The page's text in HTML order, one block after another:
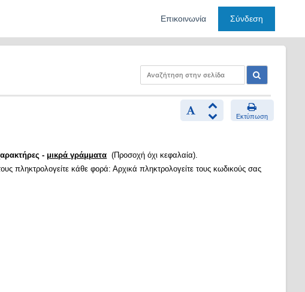
Επικοινωνία Σύνδεση
Εκτύπωση
- μικρά γράμματα (Προσοχή όχι κεφαλαία).
πληκτρολογείτε κάθε φορά: Αρχικά πληκτρολογείτε τους κωδικούς σας